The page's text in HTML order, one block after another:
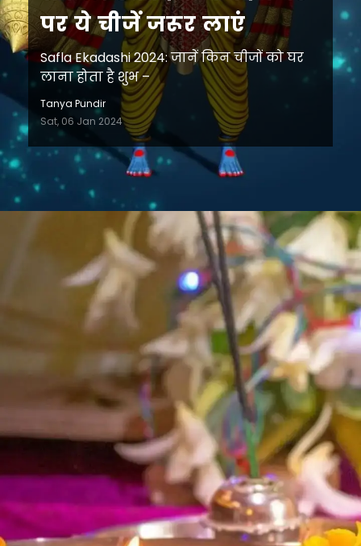
पर ये चीजें जरूर लाएं
Safla Ekadashi 2024: जानें किन चीजों को घर
लाना होता है शुभ –
Tanya Pundir
Sat, 06 Jan 2024